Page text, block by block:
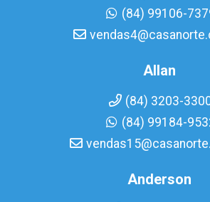
(84) 99106-
Allan
(84) 3203-
(84) 99184-
Anderson